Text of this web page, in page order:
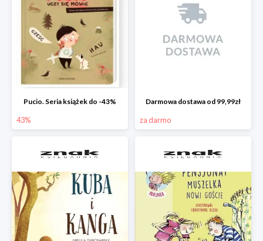
Pucio. Seria książek do -43%
43%
Darmowa dostawa od 99,99zł
za darmo